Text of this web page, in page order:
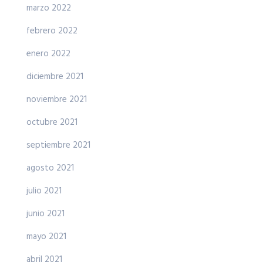
marzo 2022
febrero 2022
enero 2022
diciembre 2021
noviembre 2021
octubre 2021
septiembre 2021
agosto 2021
julio 2021
junio 2021
mayo 2021
abril 2021